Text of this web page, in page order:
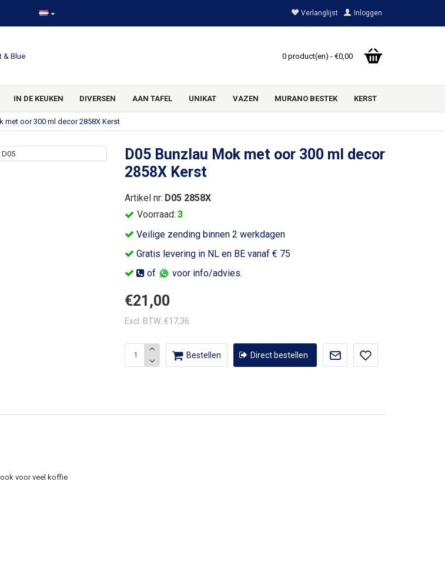
Verlanglijst Inloggen
0 product(en) - €0,00
IN DE KEUKEN DIVERSEN AAN TAFEL UNIKAT VAZEN MURANO BESTEK KERST
met oor 300 ml decor 2858X Kerst
D05 Bunzlau Mok met oor 300 ml decor
2858X Kerst
Veilige zending binnen 2 werkdagen
Gratis levering in NL en BE vanaf € 75
of
voor info/advies.
Voorraad: 3
Artikel nr: D05 2858X
€21,00
Excl. BTW: €17,36
Bestellen Direct bestellen
voor veel koffie